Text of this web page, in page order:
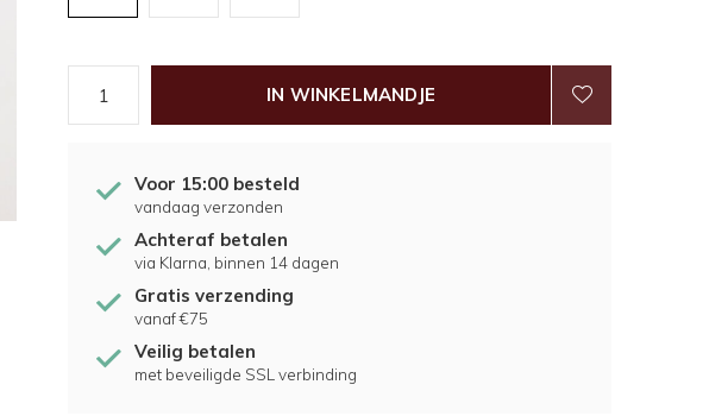
IN WINKELMANDJE
Voor 15:00 besteld
vandaag verzonden
Achteraf betalen
via Klarna, binnen 14 dagen
Gratis verzending
vanaf €75
Veilig betalen
met beveiligde SSL verbinding